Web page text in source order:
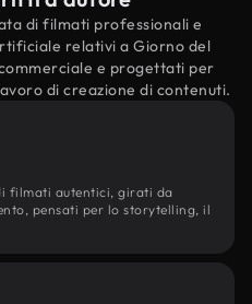
di filmati professionali e
relativi a Giorno del
e progettati per
di creazione di contenuti.
filmati autentici, girati da
pensati per lo storytelling, il